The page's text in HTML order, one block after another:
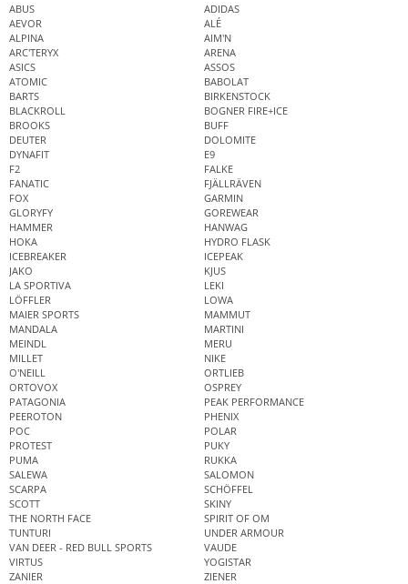
ABUS
ADIDAS
AEVOR
ALÉ
ALPINA
AIM'N
ARC'TERYX
ARENA
ASICS
ASSOS
ATOMIC
BABOLAT
BARTS
BIRKENSTOCK
BLACKROLL
BOGNER FIRE+ICE
BROOKS
BUFF
DEUTER
DOLOMITE
DYNAFIT
E9
F2
FALKE
FANATIC
FJÄLLRÄVEN
FOX
GARMIN
GLORYFY
GOREWEAR
HAMMER
HANWAG
HOKA
HYDRO FLASK
ICEBREAKER
ICEPEAK
JAKO
KJUS
LA SPORTIVA
LEKI
LÖFFLER
LOWA
MAIER SPORTS
MAMMUT
MANDALA
MARTINI
MEINDL
MERU
MILLET
NIKE
O'NEILL
ORTLIEB
ORTOVOX
OSPREY
PATAGONIA
PEAK PERFORMANCE
PEEROTON
PHENIX
POC
POLAR
PROTEST
PUKY
PUMA
RUKKA
SALEWA
SALOMON
SCARPA
SCHÖFFEL
SCOTT
SKINY
THE NORTH FACE
SPIRIT OF OM
TUNTURI
UNDER ARMOUR
VAN DEER - RED BULL SPORTS
VAUDE
VIRTUS
YOGISTAR
ZANIER
ZIENER